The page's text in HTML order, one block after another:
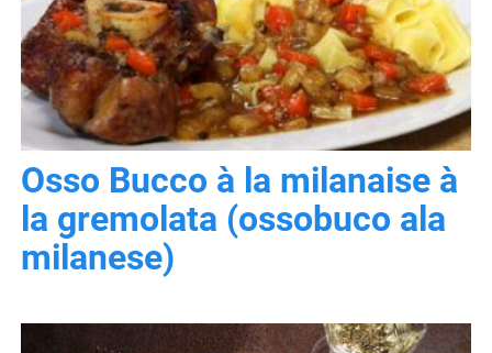
Osso Bucco à la milanaise à
la gremolata (ossobuco ala
milanese)